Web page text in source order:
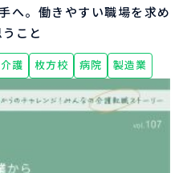
へ。働きやすい職場を求め
こと
護 枚方校 病院 製造業